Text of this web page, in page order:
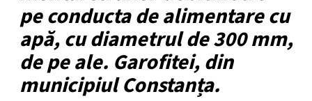
pe conducta de alimentare cu
apă, cu diametrul de 300 mm,
de pe ale. Garofitei, din
municipiul Constanța.